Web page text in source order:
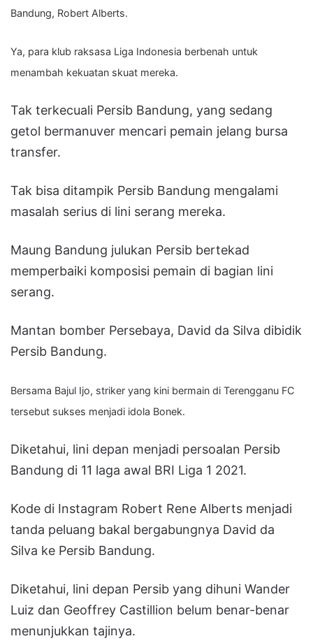
Bandung, Robert Alberts.
Ya, para klub raksasa Liga Indonesia berbenah untuk
menambah kekuatan skuat mereka.
Tak terkecuali Persib Bandung, yang sedang
getol bermanuver mencari pemain jelang bursa
transfer.
Tak bisa ditampik Persib Bandung mengalami
masalah serius di lini serang mereka.
Maung Bandung julukan Persib bertekad
memperbaiki komposisi pemain di bagian lini
serang.
Mantan bomber Persebaya, David da Silva dibidik
Persib Bandung.
Bersama Bajul Ijo, striker yang kini bermain di Terengganu FC
tersebut sukses menjadi idola Bonek.
Diketahui, lini depan menjadi persoalan Persib
Bandung di 11 laga awal BRI Liga 1 2021.
Kode di Instagram Robert Rene Alberts menjadi
tanda peluang bakal bergabungnya David da
Silva ke Persib Bandung.
Diketahui, lini depan Persib yang dihuni Wander
Luiz dan Geoffrey Castillion belum benar-benar
menunjukkan tajinya.